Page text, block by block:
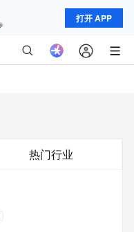
打开 APP
热门行业